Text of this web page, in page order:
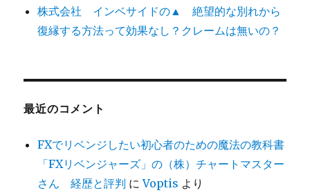
株式会社 インベサイドの▲ 絶望的な別れから
復縁する方法って効果なし？クレームは無いの？
最近のコメント
FXでリベンジしたい初心者のための魔法の教科書
「FXリベンジャーズ」の（株）チャートマスター
さん 経歴と評判 にVoptis より